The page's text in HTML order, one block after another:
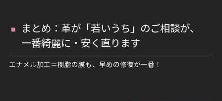
まとめ：革が「若いうち」のご相談が、
一番綺麗に・安く直ります
エナメル加工＝樹脂の膜も、早めの修復が一番！